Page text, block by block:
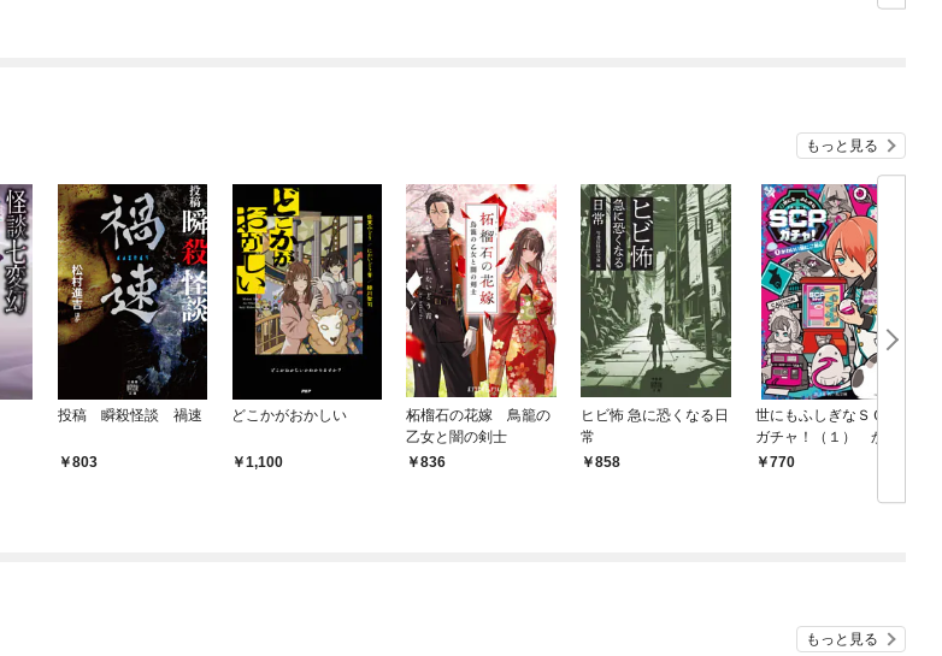
もっと見る
投稿 瞬殺怪談 禍速
803
どこかがおかしい
1,100
柘榴石の花嫁 鳥籠の
乙女と闇の剣士
836
ヒビ怖 急に恐くなる日
常
858
世にもふしぎなＳＣＰ
ガチャ！（１） かわ
いい猫にご用心
770
もっと見る